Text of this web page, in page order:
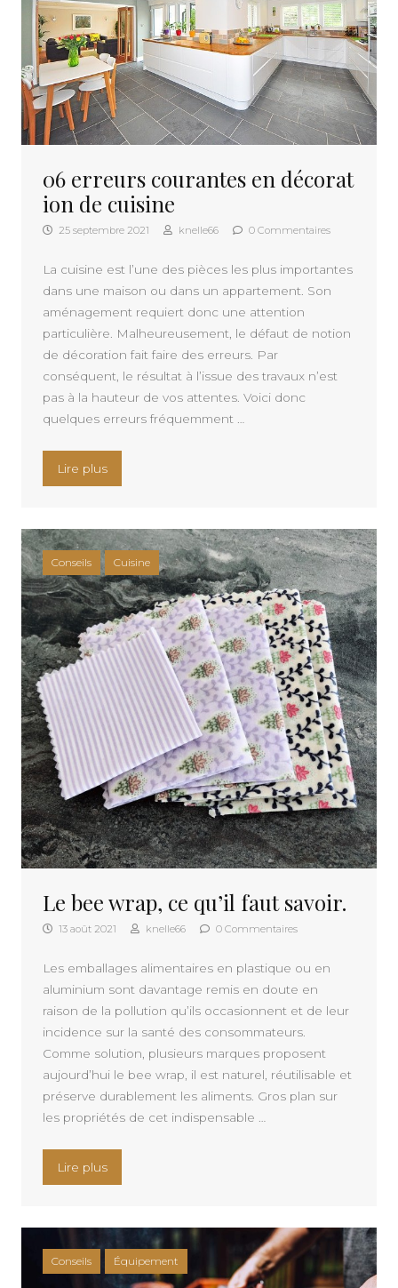
06 erreurs courantes en décorat
ion de cuisine
25 septembre 2021 knelle66 0 Commentaires
La cuisine est l’une des pièces les plus importantes
dans une maison ou dans un appartement. Son
aménagement requiert donc une attention
particulière. Malheureusement, le défaut de notion
de décoration fait faire des erreurs. Par
conséquent, le résultat à l’issue des travaux n’est
pas à la hauteur de vos attentes. Voici donc
quelques erreurs fréquemment …
Lire plus« 06 erreurs courantes en décoration de cuisine
Conseils Cuisine
Le bee wrap, ce qu’il faut savoir.
13 août 2021 knelle66 0 Commentaires
Les emballages alimentaires en plastique ou en
aluminium sont davantage remis en doute en
raison de la pollution qu’ils occasionnent et de leur
incidence sur la santé des consommateurs.
Comme solution, plusieurs marques proposent
aujourd’hui le bee wrap, il est naturel, réutilisable et
préserve durablement les aliments. Gros plan sur
les propriétés de cet indispensable …
Lire plus« Le bee wrap, ce qu’il faut savoir. »
Conseils Équipement